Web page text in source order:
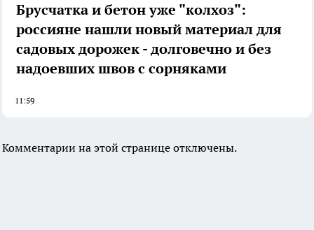
Брусчатка и бетон уже "колхоз":
россияне нашли новый материал для
садовых дорожек - долговечно и без
надоевших швов с сорняками
11:59
Комментарии на этой странице отключены.